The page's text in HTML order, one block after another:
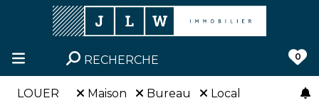
RECHERCHE 0
LOUER Maison Bureau
Local